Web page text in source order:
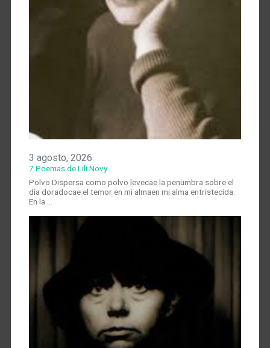
3 agosto, 2026
7 Poemas de Lili Novy
Polvo Dispersa como polvo levecae la penumbra sobre el
día doradocae el temor en mi almaen mi alma entristecida.
En la …